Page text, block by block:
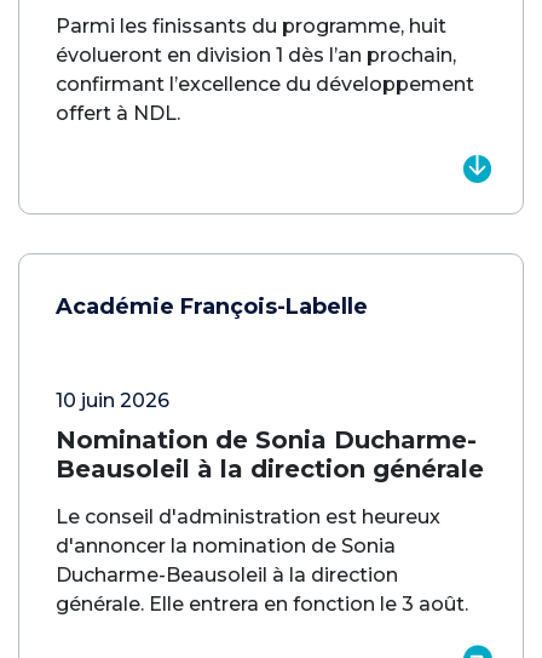
Parmi les finissants du programme, huit
évolueront en division 1 dès l’an prochain,
confirmant l’excellence du développement
offert à NDL.
Académie François-Labelle
10 juin 2026
Nomination de Sonia Ducharme-
Beausoleil à la direction générale
Le conseil d'administration est heureux
d'annoncer la nomination de Sonia
Ducharme-Beausoleil à la direction
générale. Elle entrera en fonction le 3 août.